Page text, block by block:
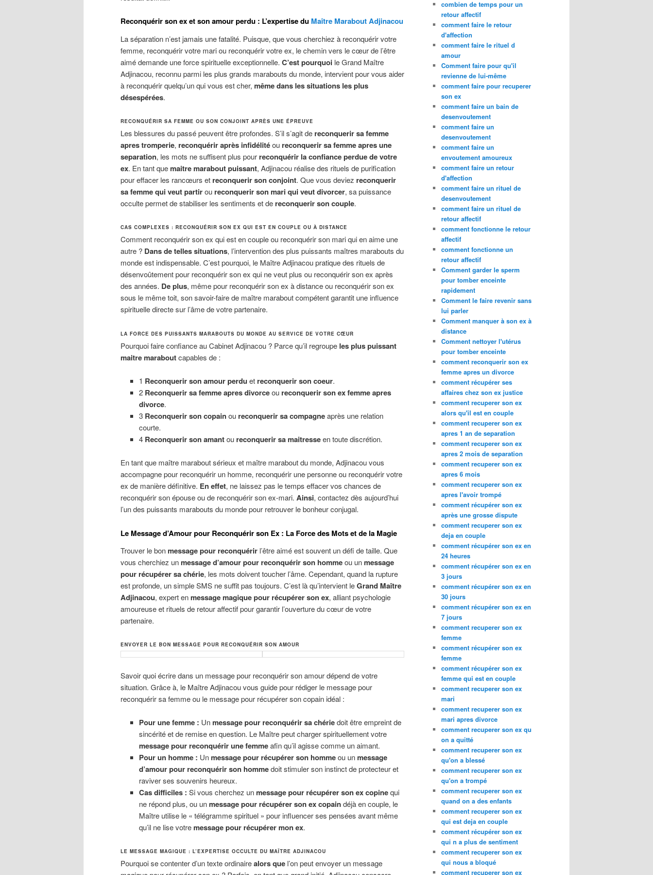
Reconquérir son ex et son amour perdu : L’expertise du Maître Marabout Adjinacou
La séparation n’est jamais une fatalité. Puisque, que vous cherchiez à reconquérir votre
femme, reconquérir votre mari ou reconquérir votre ex, le chemin vers le cœur de l’être
aimé demande une force spirituelle exceptionnelle. C’est pourquoi le Grand Maître
Adjinacou, reconnu parmi les plus grands marabouts du monde, intervient pour vous aider
à reconquérir quelqu’un qui vous est cher, même dans les situations les plus
désespérées.
RECONQUÉRIR SA FEMME OU SON CONJOINT APRÈS UNE ÉPREUVE
Les blessures du passé peuvent être profondes. S’il s’agit de reconquerir sa femme
apres tromperie, reconquérir après infidélitéou reconquerir sa femme apres une
separation, les mots ne suffisent plus pour reconquérir la confiance perdue de votre
ex. En tant que maitre marabout puissant, Adjinacou réalise des rituels de purification
pour effacer les rancœurs et reconquerir son conjoint. Que vous deviez reconquerir
sa femme qui veut partirou reconquerir son mari qui veut divorcer, sa puissance
occulte permet de stabiliser les sentiments et de reconquerir son couple.
CAS COMPLEXES : RECONQUÉRIR SON EX QUI EST EN COUPLE OU À DISTANCE
Comment reconquérir son ex qui est en couple ou reconquérir son mari qui en aime une
autre ? Dans de telles situations, l’intervention des plus puissants maîtres marabouts du
monde est indispensable. C’est pourquoi, le Maître Adjinacou pratique des rituels de
désenvoûtement pour reconquérir son ex qui ne veut plus ou reconquérir son ex après
des années. De plus, même pour reconquérir son ex à distance ou reconquérir son ex
sous le même toit, son savoir-faire de maître marabout compétent garantit une influence
spirituelle directe sur l’âme de votre partenaire.
LA FORCE DES PUISSANTS MARABOUTS DU MONDE AU SERVICE DE VOTRE CŒUR
Pourquoi faire confiance au Cabinet Adjinacou ? Parce qu’il regroupe les plus puissant
maitre maraboutcapables de :
1 Reconquerir son amour perdu et reconquerir son coeur.
2 Reconquerir sa femme apres divorceou reconquerir son ex femme apres
divorce.
3 Reconquerir son copainou reconquerir sa compagneaprès une relation
courte.
4 Reconquerir son amantou reconquerir sa maitresseen toute discrétion.
En tant que maître marabout sérieux et maître marabout du monde, Adjinacou vous
accompagne pour reconquérir un homme, reconquérir une personne ou reconquérir votre
ex de manière définitive. En effet, ne laissez pas le temps effacer vos chances de
reconquérir son épouse ou de reconquérir son ex-mari. Ainsi, contactez dès aujourd’hui
l’un des puissants marabouts du monde pour retrouver le bonheur conjugal.
Le Message d’Amour pour Reconquérir son Ex : La Force des Mots et de la Magie
Trouver le bon message pour reconquérir l’être aimé est souvent un défi de taille. Que
vous cherchiez un message d’amour pour reconquérir son hommeou un message
pour récupérer sa chérie, les mots doivent toucher l’âme. Cependant, quand la rupture
est profonde, un simple SMS ne suffit pas toujours. C’est là qu’intervient leGrand Maître
Adjinacou, expert en message magique pour récupérer son ex, alliant psychologie
amoureuse et rituels de retour affectif pour garantir l’ouverture du cœur de votre
partenaire.
ENVOYER LE BON MESSAGE POUR RECONQUÉRIR SON AMOUR
Savoir quoi écrire dans un message pour reconquérir son amour dépend de votre
situation. Grâce à, le Maître Adjinacou vous guide pour rédiger le message pour
reconquérir sa femme ou le message pour récupérer son copain idéal :
Pour une femme : Un message pour reconquérir sa chériedoit être empreint de
sincérité et de remise en question. Le Maître peut charger spirituellement votre
message pour reconquérir une femmeafin qu’il agisse comme un aimant.
Pour un homme : Un message pour récupérer son hommeou un message
d’amour pour reconquérir son hommedoit stimuler son instinct de protecteur et
raviver ses souvenirs heureux.
Cas difficiles : Si vous cherchez un message pour récupérer son ex copinequi
ne répond plus, ou un message pour récupérer son ex copaindéjà en couple, le
Maître utilise le « télégramme spirituel » pour influencer ses pensées avant même
qu’il ne lise votre message pour récupérer mon ex.
LE MESSAGE MAGIQUE : L’EXPERTISE OCCULTE DU MAÎTRE ADJINACOU
Pourquoi se contenter d’un texte ordinairealors que l’on peut envoyer un message
combien de temps pour un
retour affectif
comment faire le retour
d'affection
comment faire le rituel d
amour
Comment faire pour qu'il
revienne de lui-même
comment faire pour recuperer
son ex
comment faire un bain de
desenvoutement
comment faire un
desenvoutement
comment faire un
envoutement amoureux
comment faire un retour
d'affection
comment faire un rituel de
desenvoutement
comment faire un rituel de
retour affectif
comment fonctionne le retour
affectif
comment fonctionne un
retour affectif
Comment garder le sperm
pour tomber enceinte
rapidement
Comment le faire revenir sans
lui parler
Comment manquer à son ex à
distance
Comment nettoyer l'utérus
pour tomber enceinte
comment reconquerir son ex
femme apres un divorce
comment récupérer ses
affaires chez son ex justice
comment recuperer son ex
alors qu'il est en couple
comment recuperer son ex
apres 1 an de separation
comment recuperer son ex
apres 2 mois de separation
comment recuperer son ex
apres 6 mois
comment recuperer son ex
apres l'avoir trompé
comment récupérer son ex
après une grosse dispute
comment recuperer son ex
deja en couple
comment récupérer son ex en
24 heures
comment récupérer son ex en
3 jours
comment récupérer son ex en
30 jours
comment récupérer son ex en
7 jours
comment recuperer son ex
femme
comment récupérer son ex
femme
comment récupérer son ex
femme qui est en couple
comment recuperer son ex
mari
comment recuperer son ex
mari apres divorce
comment recuperer son ex qu
on a quitté
comment recuperer son ex
qu'on a blessé
comment recuperer son ex
qu'on a trompé
comment recuperer son ex
quand on a des enfants
comment recuperer son ex
qui est deja en couple
comment récupérer son ex
qui n a plus de sentiment
comment recuperer son ex
qui nous a bloqué
comment recuperer son ex